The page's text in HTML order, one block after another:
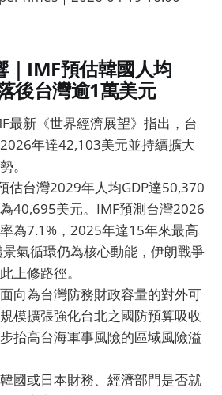
｜IMF預估韓國人均
後台灣逾1萬美元
最新《世界經濟展望》指出，台
年達42,103美元並持續擴大
。
估台灣2029年人均GDP達50,370
40,695美元。IMF預測台灣2026
為7.1%，2025年達15年來最高
氣循環仍為核心動能，伊朗戰爭
上修路徑。
向為台灣防務財政容量的對外可
模擴張強化台北之國防預算吸收
抬高台海軍事風險的區域風險溢
國或日本財務、經濟部門是否就